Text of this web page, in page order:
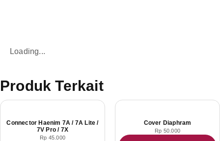
Loading...
Produk Terkait
Connector Haenim 7A / 7A Lite /
7V Pro / 7X
Rp 45.000
Cover Diaphram
Rp 50.000